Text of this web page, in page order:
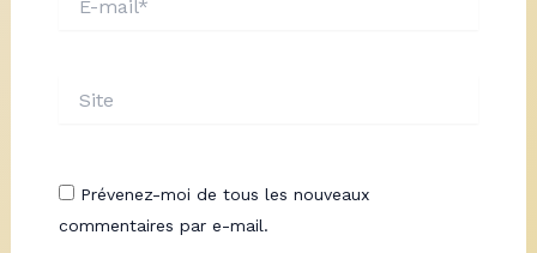
mail*
Prévenez-moi de tous les nouveaux
commentaires par e-mail.